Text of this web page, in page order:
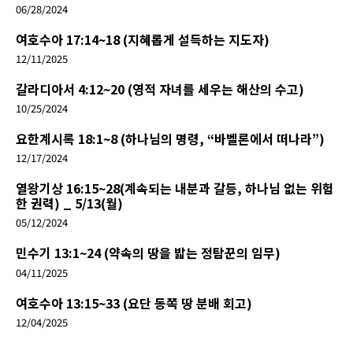
06/28/2024
여호수아 17:14~18 (지혜롭게 설득하는 지도자)
12/11/2025
갈라디아서 4:12~20 (영적 자녀를 세우는 해산의 수고)
10/25/2024
요한계시록 18:1~8 (하나님의 명령, “바벨론에서 떠나라”)
12/17/2024
열왕기상 16:15~28(계속되는 내분과 갈등, 하나님 없는 위험
한 권력) _ 5/13(월)
05/12/2024
민수기 13:1~24 (약속의 땅을 밟는 정탐꾼의 임무)
04/11/2025
여호수아 13:15~33 (요단 동쪽 땅 분배 회고)
12/04/2025